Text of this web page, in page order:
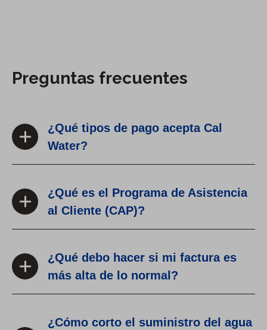
Preguntas frecuentes
¿Qué tipos de pago acepta Cal
Water?
¿Qué es el Programa de Asistencia
al Cliente (CAP)?
¿Qué debo hacer si mi factura es
más alta de lo normal?
¿Cómo corto el suministro del agua